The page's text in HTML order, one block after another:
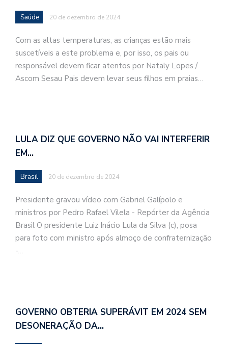
Saúde 20 de dezembro de 2024
Com as altas temperaturas, as crianças estão mais
suscetíveis a este problema e, por isso, os pais ou
responsável devem ficar atentos por Nataly Lopes /
Ascom Sesau Pais devem levar seus filhos em praias…
LULA DIZ QUE GOVERNO NÃO VAI INTERFERIR
EM…
Brasil 20 de dezembro de 2024
Presidente gravou vídeo com Gabriel Galípolo e
ministros por Pedro Rafael Vilela - Repórter da Agência
Brasil O presidente Luiz Inácio Lula da Silva (c), posa
para foto com ministro após almoço de confraternização
-…
GOVERNO OBTERIA SUPERÁVIT EM 2024 SEM
DESONERAÇÃO DA…